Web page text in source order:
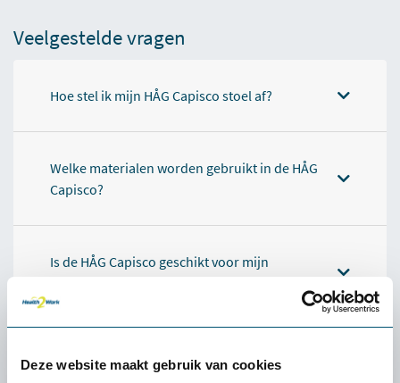
Deze website maakt gebruik van cookies
Veelgestelde vragen
Hoe stel ik mijn HÅG Capisco stoel af?
Welke materialen worden gebruikt in de HÅG
Capisco?
Is de HÅG Capisco geschikt voor mijn
Welke accessoires passen goed bij de HÅG